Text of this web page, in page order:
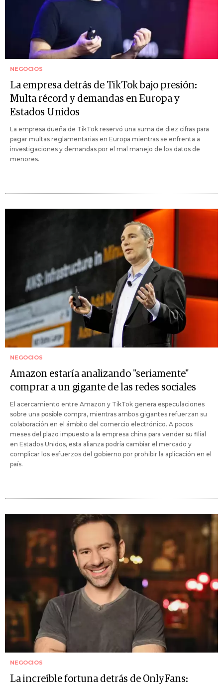
NEGOCIOS
La empresa detrás de TikTok bajo presión:
Multa récord y demandas en Europa y
Estados Unidos
La empresa dueña de TikTok reservó una suma de diez cifras para
pagar multas reglamentarias en Europa mientras se enfrenta a
investigaciones y demandas por el mal manejo de los datos de
menores.
NEGOCIOS
Amazon estaría analizando "seriamente"
comprar a un gigante de las redes sociales
El acercamiento entre Amazon y TikTok genera especulaciones
sobre una posible compra, mientras ambos gigantes refuerzan su
colaboración en el ámbito del comercio electrónico. A pocos
meses del plazo impuesto a la empresa china para vender su filial
en Estados Unidos, esta alianza podría cambiar el mercado y
complicar los esfuerzos del gobierno por prohibir la aplicación en el
país.
NEGOCIOS
La increíble fortuna detrás de OnlyFans: